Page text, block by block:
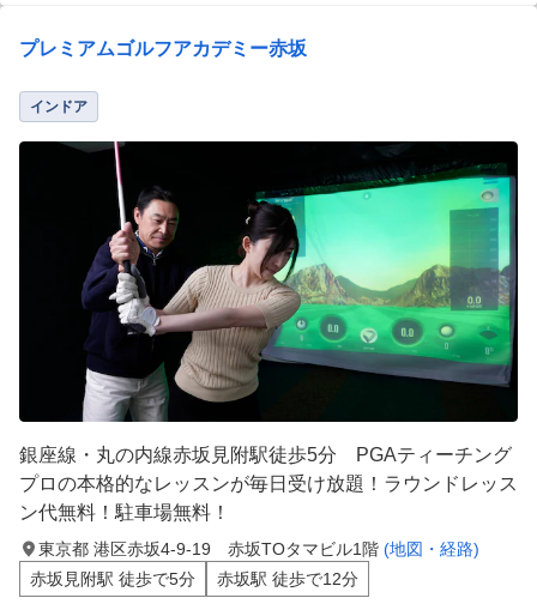
プレミアムゴルフアカデミー赤坂
インドア
銀座線・丸の内線赤坂見附駅徒歩5分 PGAティーチング
プロの本格的なレッスンが毎日受け放題！ラウンドレッス
ン代無料！駐車場無料！
東京都 港区赤坂4-9-19 赤坂TOタマビル1階 (地図・経路)
赤坂見附駅 徒歩で5分
赤坂駅 徒歩で12分